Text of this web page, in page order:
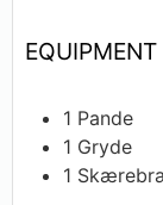
EQUIPMENT
1 Pande
1 Gryde
1